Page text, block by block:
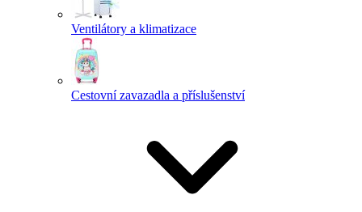
Ventilátory a klimatizace
Cestovní zavazadla a příslušenství